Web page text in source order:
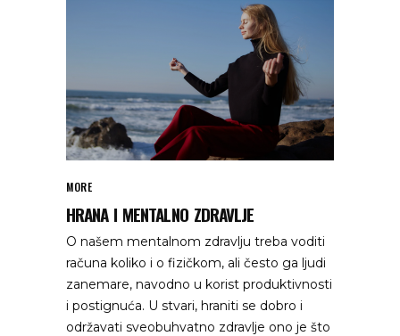
MORE
HRANA I MENTALNO ZDRAVLJE
O našem mentalnom zdravlju treba voditi
računa koliko i o fizičkom, ali često ga ljudi
zanemare, navodno u korist produktivnosti
i postignuća. U stvari, hraniti se dobro i
održavati sveobuhvatno zdravlje ono je što